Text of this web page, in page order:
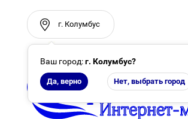
г. Колумбус
Ваш город:г. Колумбус?
Да, верно Нет, выбрать город